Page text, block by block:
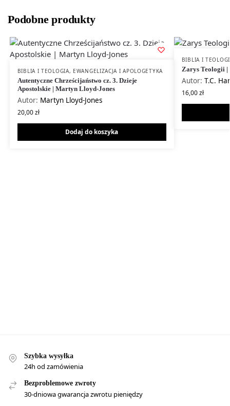
Podobne produkty
BIBLIA I TEOLOGIA, EWANGELIZACJA I APOLOGETYKA
Autentyczne Chrześcijaństwo cz. 3. Dzieje
Apostolskie | Martyn Lloyd-Jones
Autor: Martyn Lloyd-Jones
20,00zł
Dodaj do koszyka
BIBLIA I
Zarys Teologii |
Autor: T.C.
16,00zł
Szybka wysyłka
24h od zamówienia
Bezproblemowe zwroty
30-dniowa gwarancja zwrotu pieniędzy